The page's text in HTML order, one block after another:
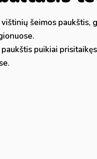
šeimos paukštis,
puikiai